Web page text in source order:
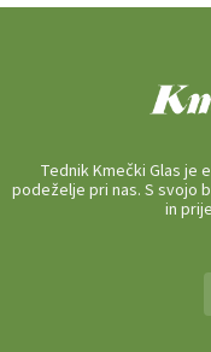
Tednik Kmečki Glas je
podeželje pri nas. S svojo
in